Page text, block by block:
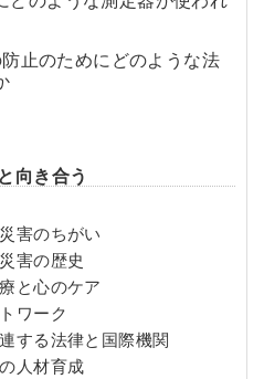
止のためにどのような法
向き合う
害のちがい
害の歴史
と心のケア
ワーク
する法律と国際機関
人材育成